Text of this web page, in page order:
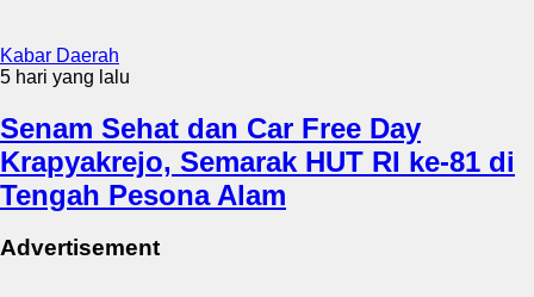
Kabar Daerah
5 hari yang lalu
Senam Sehat dan Car Free Day
Krapyakrejo, Semarak HUT RI ke-81 di
Tengah Pesona Alam
Advertisement